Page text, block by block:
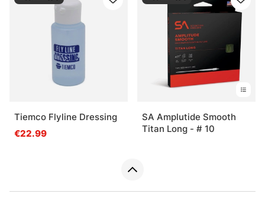
Tiemco Flyline Dressing
€22.99
SA Amplutide Smooth
Titan Long - # 10